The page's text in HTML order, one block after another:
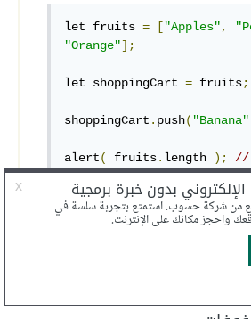
let fruits = ["Apples",
"Orange"];
let shoppingCart = fruits;
shoppingCart . push( "Banana"
alert( fruits. length ); //
فكِلاshoppingCart
نفس المصفوفة ذاتها.